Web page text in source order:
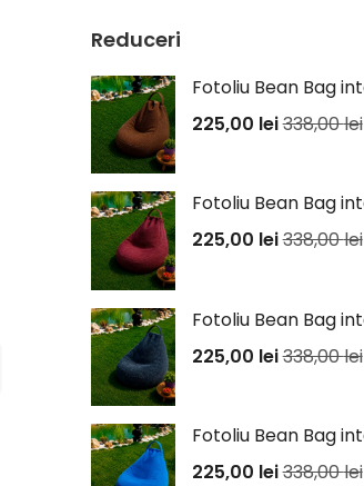
Reduceri
225,00 lei338,00lei
225,00 lei338,00lei
225,00 lei338,00lei
225,00 lei338,00lei